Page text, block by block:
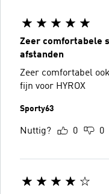
Zeer comfortabele
afstanden
Zeer comfortabel
fijn voor HYROX
Sporty63
Nuttig? 0 0